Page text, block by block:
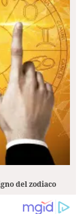
del zodiaco